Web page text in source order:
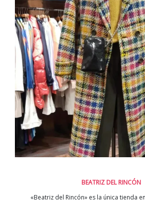
BEATRIZ DEL RINCÓN
«Beatriz del Rincón» es la única tienda